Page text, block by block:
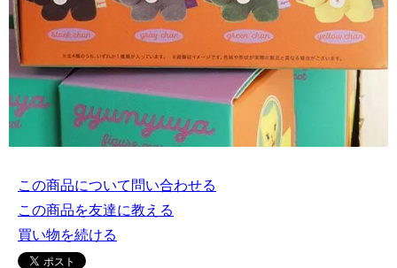
この商品について問い合わせる
この商品を友達に教える
買い物を続ける